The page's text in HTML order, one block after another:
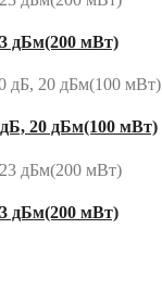
дБм(200 мВт)
20 дБм(100 мВт)
дБм(200 мВт)